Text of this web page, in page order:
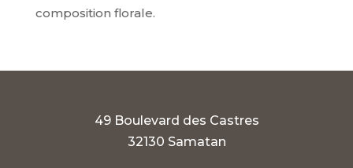
composition florale.
49 Boulevard des Castres
32130 Samatan